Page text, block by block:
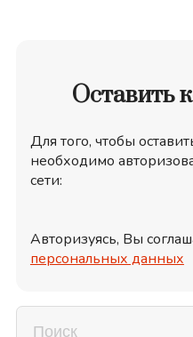
Оставить
Для того, чтобы
необходимо
сети:
Авторизуясь, Вы
персональных данных